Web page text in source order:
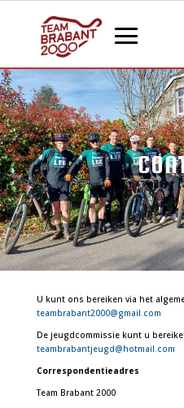
U kunt ons bereiken via het
teambrabant2000@gmail.com
De jeugdcommissie kunt u
teambrabantjeugd@hotmail.com
Correspondentieadres
Team Brabant 2000